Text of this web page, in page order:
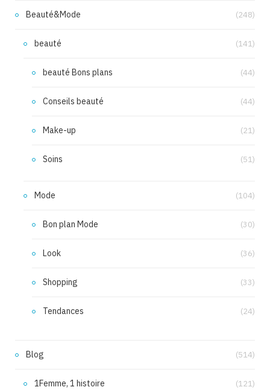
Beauté&Mode (248)
beauté (141)
beauté Bons plans (44)
Conseils beauté (44)
Make-up (21)
Soins (51)
Mode (104)
Bon plan Mode (30)
Look (36)
Shopping (33)
Tendances (24)
Blog (514)
1Femme, 1 histoire (121)